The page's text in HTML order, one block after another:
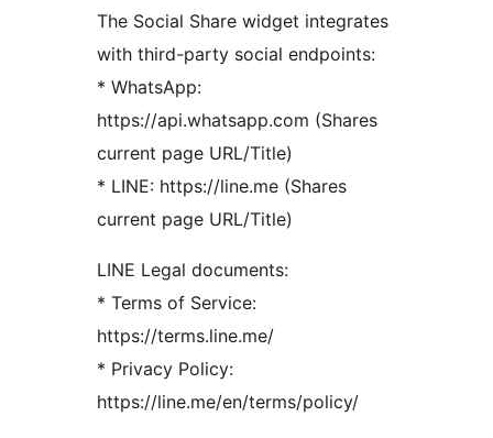
The Social Share widget integrates
with third-party social endpoints:
* WhatsApp:
https://api.whatsapp.com (Shares
current page URL/Title)
* LINE: https://line.me (Shares
current page URL/Title)
LINE Legal documents:
* Terms of Service:
https://terms.line.me/
* Privacy Policy:
https://line.me/en/terms/policy/